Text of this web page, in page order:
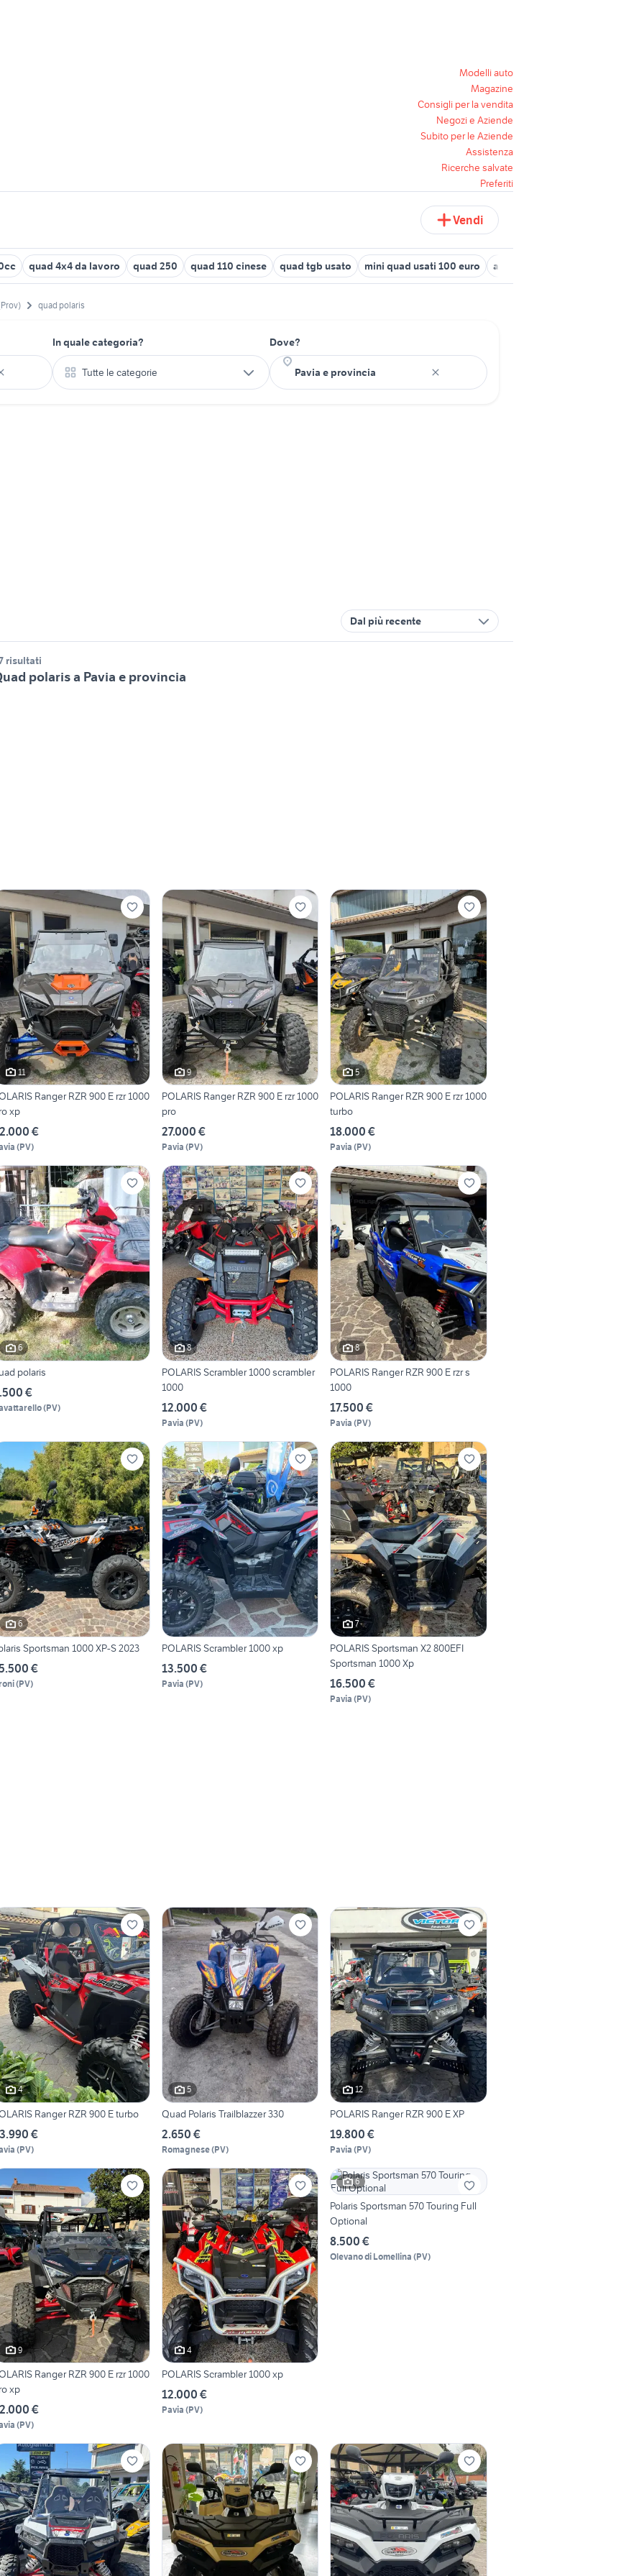
Modelli auto
Magazine
Consigli per la vendita
Negozi e Aziende
Subito per le Aziende
Assistenza
Ricerche salvate
Preferiti
Vendi
quad 4x4 da lavoro quad 250 quad 110 cinese quad tgb usato mini quad usati 100 euro accessori quad polaris
quad polaris
In quale categoria?
Tutte le categorie
Dove?
Dal più recente
risultati
polaris a Pavia e provincia
11
Ranger RZR 900 E rzr 1000
xp
€
(PV)
9
POLARIS Ranger RZR 900 E rzr 1000
pro
27.000 €
Pavia (PV)
5
POLARIS Ranger RZR 900 E rzr 1000
turbo
18.000 €
Pavia (PV)
6
polaris
€
(PV)
8
POLARIS Scrambler 1000 scrambler
1000
12.000 €
Pavia (PV)
8
POLARIS Ranger RZR 900 E rzr s
1000
17.500 €
Pavia (PV)
6
Sportsman 1000 XP-S 2023
€
(PV)
POLARIS Scrambler 1000 xp
13.500 €
Pavia (PV)
7
POLARIS Sportsman X2 800EFI
Sportsman 1000 Xp
16.500 €
Pavia (PV)
4
Ranger RZR 900 E turbo
€
(PV)
5
Quad Polaris Trailblazzer 330
2.650 €
Romagnese(PV)
12
POLARIS Ranger RZR 900 E XP
19.800 €
Pavia (PV)
9
Ranger RZR 900 E rzr 1000
xp
€
(PV)
4
POLARIS Scrambler 1000 xp
12.000 €
Pavia (PV)
6
Polaris Sportsman 570 Touring Full
Optional
8.500 €
Olevano di Lomellina (PV)